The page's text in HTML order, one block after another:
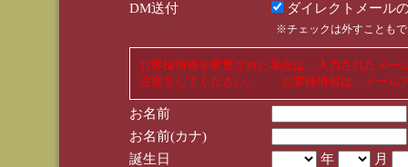
DM送付 ダイレクトメール
※チェックは外すことも
お客様情報を変更された場合は、入力されたメ
注意をしてください。 お客様情報は、メール
お名前
お名前(カナ)
誕生日
年
月